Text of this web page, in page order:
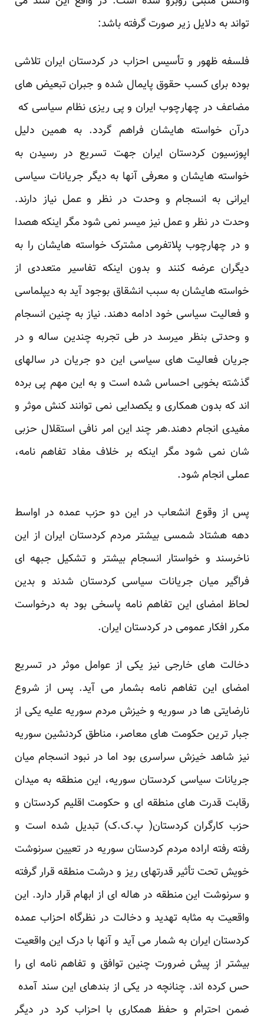
تواند به دلایل زیر صورت گرفته باشد:
فلسفه ظهور و تأسیس احزاب در کردستان ایران تلاشی
بوده برای کسب حقوق پایمال شده و جبران تبعیض های
مضاعف در چهارچوب ایران و پی ریزی نظام سیاسی که
درآن خواسته هایشان فراهم گردد. به همین دلیل
اپوزسیون کردستان ایران جهت تسریع در رسیدن به
خواسته هایشان و معرفی آنها به دیگر جریانات سیاسی
ایرانی به انسجام و وحدت در نظر و عمل نیاز دارند.
وحدت در نظر و عمل نیز میسر نمی شود مگر اینکه هصدا
و در چهارچوب پلاتفرمی مشترک خواسته هایشان را به
دیگران عرضه کنند و بدون اینکه تفاسیر متعددی از
خواسته هایشان به سبب انشقاق بوجود آید به دیپلماسی
و فعالیت سیاسی خود ادامه دهند. نیاز به چنین انسجام
و وحدتی بنظر میرسد در طی تجربه چندین ساله و در
جریان فعالیت های سیاسی این دو جریان در سالهای
گذشته بخوبی احساس شده است و به این مهم پی برده
اند که بدون همکاری و یکصدایی نمی توانند کنش موثر و
مفیدی انجام دهند.هر چند این امر نافی استقلال حزبی
شان نمی شود مگر اینکه بر خلاف مفاد تفاهم نامه،
عملی انجام شود.
پس از وقوع انشعاب در این دو حزب عمده در اواسط
دهه هشتاد شمسی بیشتر مردم کردستان ایران از این
ناخرسند و خواستار انسجام بیشتر و تشکیل جبهه ای
فراگیر میان جریانات سیاسی کردستان شدند و بدین
لحاظ امضای این تفاهم نامه پاسخی بود به درخواست
مکرر افکار عمومی در کردستان ایران.
دخالت های خارجی نیز یکی از عوامل موثر در تسریع
امضای این تفاهم نامه بشمار می آید. پس از شروع
نارضایتی ها در سوریه و خیزش مردم سوریه علیه یکی از
جبار ترین حکومت های معاصر، مناطق کردنشین سوریه
نیز شاهد خیزش سراسری بود اما در نبود انسجام میان
جریانات سیاسی کردستان سوریه، این منطقه به میدان
رقابت قدرت های منطقه ای و حکومت اقلیم کردستان و
حزب کارگران کردستان( پ.ک.ک) تبدیل شده است و
رفته رفته اراده مردم کردستان سوریه در تعیین سرنوشت
خویش تحت تأثیر قدرتهای ریز و درشت منطقه قرار گرفته
و سرنوشت این منطقه در هاله ای از ابهام قرار دارد. این
واقعیت به مثابه تهدید و دخالت در نظرگاه احزاب عمده
کردستان ایران به شمار می آید و آنها با درک این واقعیت
بیشتر از پیش ضرورت چنین توافق و تفاهم نامه ای را
حس کرده اند. چنانچه در یکی از بندهای این سند آمده
ضمن احترام و حفظ همکاری با احزاب کرد در دیگر